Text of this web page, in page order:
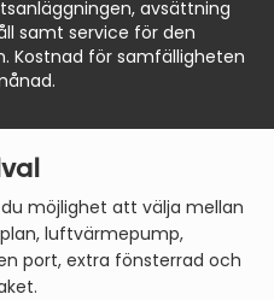
avsättning
samt service för den
Kostnad för samfälligheten
möjlighet att välja mellan
luftvärmepump,
port, extra fönsterrad och